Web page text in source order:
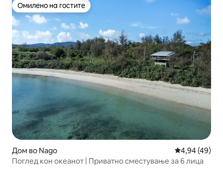
Омилено на гостите
Омилено на гостите
Дом во Nago Просечна
4,94 (49)
Поглед кон океанот | Приватно сместување за 6 лица